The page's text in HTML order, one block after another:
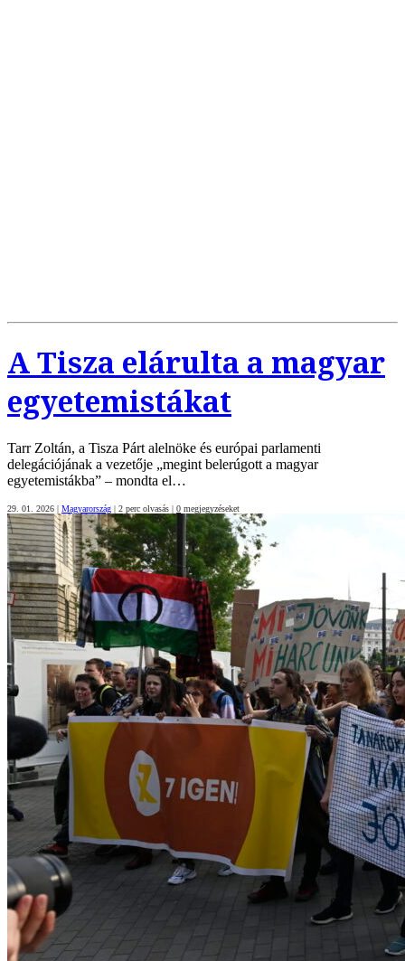
A Tisza elárulta a magyar
egyetemistákat
Tarr Zoltán, a Tisza Párt alelnöke és európai parlamenti
delegációjának a vezetője „megint belerúgott a magyar
egyetemistákba” – mondta el…
29. 01. 2026 | Magyarország | 2 perc olvasás | 0 megjegyzéseket